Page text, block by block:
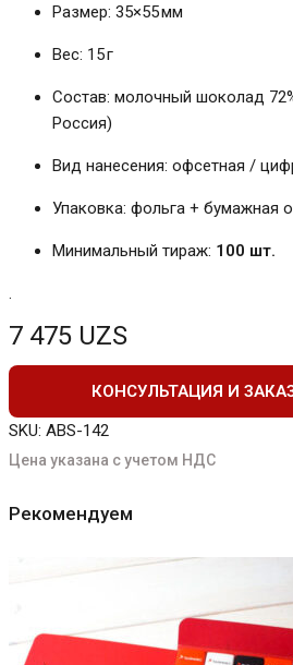
Размер: 35×55 мм
Вес: 15 г
Состав: молочный шоколад
Россия)
Вид нанесения: офсетная /
Упаковка: фольга + бумажная
Минимальный тираж: 100 шт.
7 475 UZS
КОНСУЛЬТАЦИЯ И
SKU: ABS-142
Цена указана с учетом НДС
Рекомендуем